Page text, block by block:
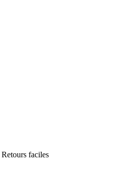
Retours faciles